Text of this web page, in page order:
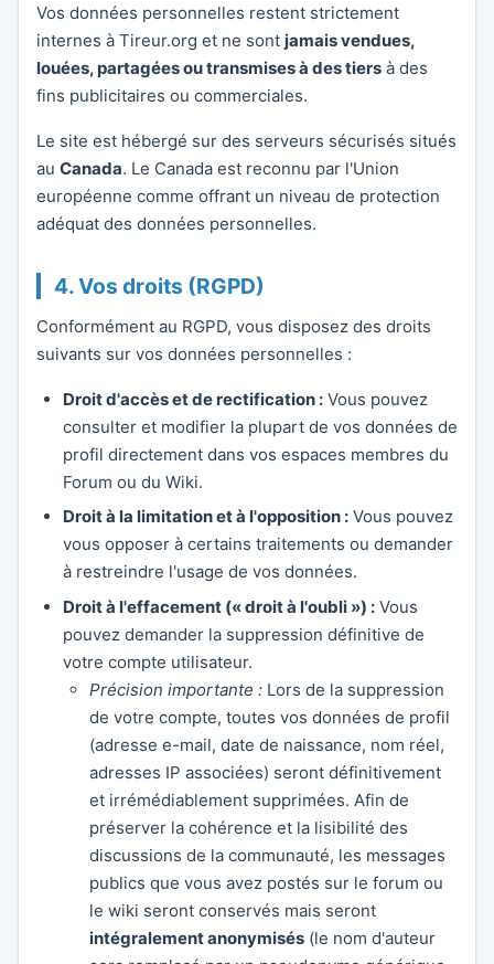
Vos données personnelles restent strictement
internes à Tireur.org et ne sont jamais vendues,
louées, partagées ou transmises à des tiers à des
fins publicitaires ou commerciales.
Le site est hébergé sur des serveurs sécurisés situés
au Canada. Le Canada est reconnu par l'Union
européenne comme offrant un niveau de protection
adéquat des données personnelles.
4. Vos droits (RGPD)
Conformément au RGPD, vous disposez des droits
suivants sur vos données personnelles :
Droit d'accès et de rectification : Vous pouvez
consulter et modifier la plupart de vos données de
profil directement dans vos espaces membres du
Forum ou du Wiki.
Droit à la limitation et à l'opposition : Vous pouvez
vous opposer à certains traitements ou demander
à restreindre l'usage de vos données.
Droit à l'effacement (« droit à l'oubli ») : Vous
pouvez demander la suppression définitive de
votre compte utilisateur.
Précision importante : Lors de la suppression
de votre compte, toutes vos données de profil
(adresse e-mail, date de naissance, nom réel,
adresses IP associées) seront définitivement
et irrémédiablement supprimées. Afin de
préserver la cohérence et la lisibilité des
discussions de la communauté, les messages
publics que vous avez postés sur le forum ou
le wiki seront conservés mais seront
intégralement anonymisés (le nom d'auteur